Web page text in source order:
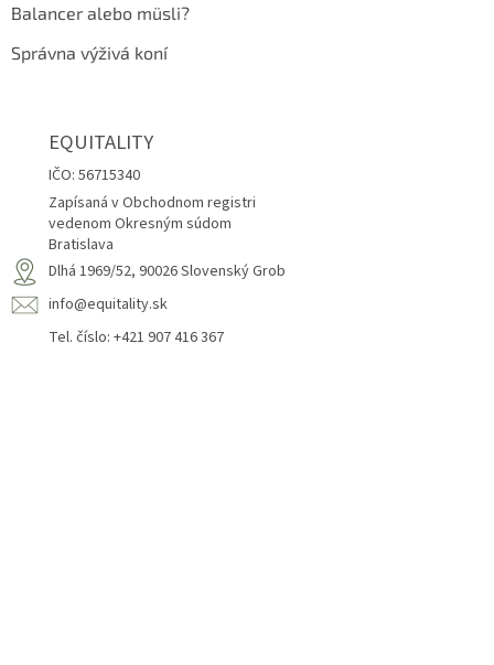
Balancer alebo müsli?
Správna výživá koní
EQUITALITY
IČO: 56715340
Zapísaná v Obchodnom registri
vedenom Okresným súdom
Bratislava
Dlhá 1969/52, 90026 Slovenský Grob
info@equitality.sk
Tel. číslo: +421 907 416 367